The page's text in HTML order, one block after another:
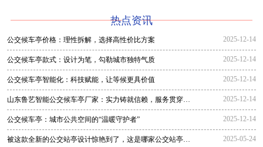
热点资讯
公交候车亭价格：理性拆解，选择高性价比方案 2025-12-14
公交候车亭款式：设计为笔，勾勒城市独特气质 2025-12-14
公交候车亭智能化：科技赋能，让等候更具价值 2025-12-14
山东鲁艺智能公交候车亭厂家：实力铸就信赖，服务贯穿全
程
2025-12-14
公交候车亭：城市公共空间的“温暖守护者” 2025-12-14
被这款全新的公交站亭设计惊艳到了，这是哪家公交站亭生
2025-05-24